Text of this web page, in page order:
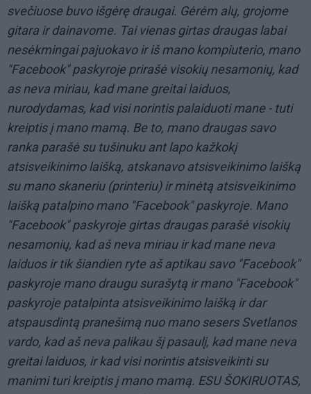
svečiuose buvo išgėrę draugai. Gėrėm alų, grojome
gitara ir dainavome. Tai vienas girtas draugas labai
nesėkmingai pajuokavo ir iš mano kompiuterio, mano
"Facebook" paskyroje prirašė visokių nesamonių, kad
as neva miriau, kad mane greitai laiduos,
nurodydamas, kad visi norintis palaiduoti mane - tuti
kreiptis į mano mamą. Be to, mano draugas savo
ranka parašė su tušinuku ant lapo kažkokį
atsisveikinimo laišką, atskanavo atsisveikinimo laišką
su mano skaneriu (printeriu) ir minėtą atsisveikinimo
laišką patalpino mano "Facebook" paskyroje. Mano
"Facebook" paskyroje girtas draugas parašė visokių
nesamonių, kad aš neva miriau ir kad mane neva
laiduos ir tik šiandien ryte aš aptikau savo "Facebook"
paskyroje mano draugu surašytą ir mano "Facebook"
paskyroje patalpinta atsisveikinimo laišką ir dar
atspausdintą pranešimą nuo mano sesers Svetlanos
vardo, kad aš neva palikau šį pasaulį, kad mane neva
greitai laiduos, ir kad visi norintis atsisveikinti su
manimi turi kreiptis į mano mamą. ESU ŠOKIRUOTAS,